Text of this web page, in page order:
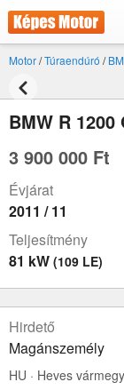
Motor/Túraendúró /
BMW R 1200
3 900 000 Ft
Évjárat
2011 / 11
Teljesítmény
81 kW (109 LE)
Hirdető
Magánszemély
HU · Heves